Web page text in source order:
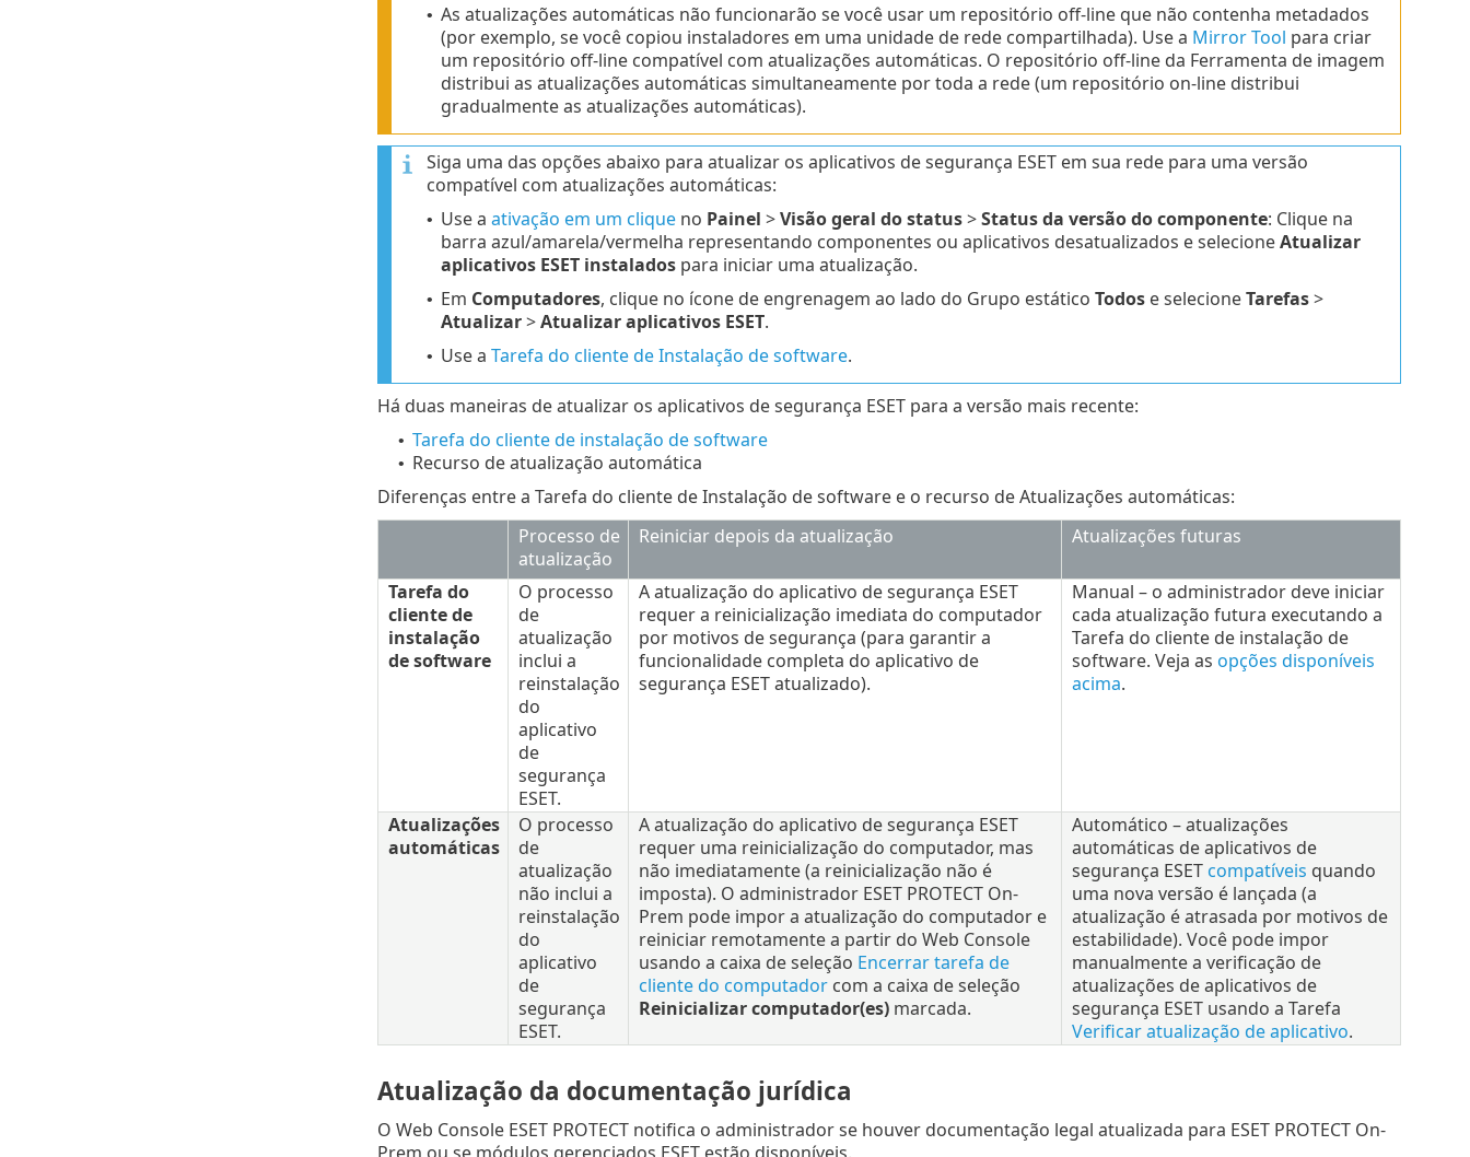
• As atualizações automáticas não funcionarão se você usar um repositório off-line que não contenha metadados
(por exemplo, se você copiou instaladores em uma unidade de rede compartilhada). Use a Mirror Tool para criar
um repositório off-line compatível com atualizações automáticas. O repositório off-line da Ferramenta de imagem
distribui as atualizações automáticas simultaneamente por toda a rede (um repositório on-line distribui
gradualmente as atualizações automáticas).
Siga uma das opções abaixo para atualizar os aplicativos de segurança ESET em sua rede para uma versão
compatível com atualizações automáticas:
• Use a ativação em um cliqueno Painel >Visão geral do status>Status da versão do componente: Clique na
barra azul/amarela/vermelha representando componentes ou aplicativos desatualizados e selecioneAtualizar
aplicativos ESET instaladospara iniciar uma atualização.
• Em Computadores, clique no ícone de engrenagem ao lado do Grupo estático Todose selecioneTarefas>
Atualizar>Atualizar aplicativos ESET.
• Use a Tarefa do cliente de Instalação de software.
Há duas maneiras de atualizar os aplicativos de segurança ESET para a versão mais recente:
• Tarefa do cliente de instalação de software
• Recurso de atualização automática
Diferenças entre a Tarefa do cliente de Instalação de software e o recurso de Atualizações automáticas:
Processo de
atualização
Reiniciar depois da atualização Atualizações futuras
Tarefa do
cliente de
instalação
de software
O processo
de
atualização
inclui a
reinstalação
do
aplicativo
de
segurança
ESET.
A atualização do aplicativo de segurança ESET
requer a reinicialização imediata do computador
por motivos de segurança (para garantir a
funcionalidade completa do aplicativo de
segurança ESET atualizado).
Manual – o administrador deve iniciar
cada atualização futura executando a
Tarefa do cliente de instalação de
software. Veja as opções disponíveis
acima.
Atualizações
automáticas
O processo
de
atualização
não inclui a
reinstalação
do
aplicativo
de
segurança
ESET.
A atualização do aplicativo de segurança ESET
requer uma reinicialização do computador, mas
não imediatamente (a reinicialização não é
imposta). O administrador ESET PROTECT On-
Prem pode impor a atualização do computador e
reiniciar remotamente a partir do Web Console
usando a caixa de seleção Encerrar tarefa de
cliente do computadorcom a caixa de seleção
Reinicializar computador(es)marcada.
Automático – atualizações
automáticas de aplicativos de
segurança ESET compatíveis quando
uma nova versão é lançada (a
atualização é atrasada por motivos de
estabilidade). Você pode impor
manualmente a verificação de
atualizações de aplicativos de
segurança ESET usando a Tarefa
Verificar atualização de aplicativo.
Atualização da documentação jurídica
O Web Console ESET PROTECT notifica o administrador se houver documentação legal atualizada para ESET PROTECT On-